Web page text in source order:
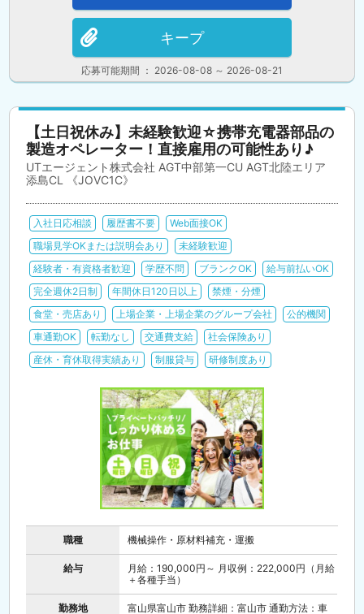
応募可能期間 ： 2026-08-08 ～ 2026-08-21
キープ
【土日祝休み】未経験歓迎☆携帯充電器部品の
製造オペレーター！直接雇用の可能性あり♪
UTエージェント株式会社 AGT中部第一CU AGT北陸エリア
添島CL 《JOVC1C》
入社日応相談 履歴書不要
Web面接OK
職場見学OKまたは説明会あり
未経験歓迎
経験者・有資格者歓迎
学歴不問 ブランクOK
給与前払いOK
完全週休2日制
年間休日120日以上
禁煙・分煙
食堂・売店あり
上場企業・上場企業のグループ会社
公的機関
車通勤OK
転勤なし 交通費支給
社会保険あり
産休・育休取得実績あり
制服貸与 研修制度あり
職種 機械操作・原材料補充・運搬
給与
月給：190,000円～ 月収例：222,000円（月給
＋各種手当）
勤務地
富山県富山市 勤務詳細：富山市 通勤方法：車